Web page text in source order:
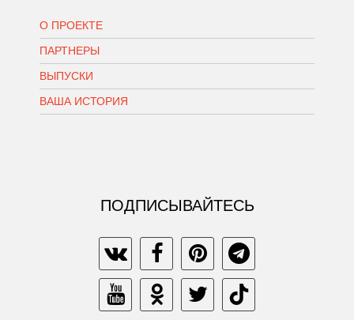
О ПРОЕКТЕ
ПАРТНЕРЫ
ВЫПУСКИ
ВАША ИСТОРИЯ
ПОДПИСЫВАЙТЕСЬ